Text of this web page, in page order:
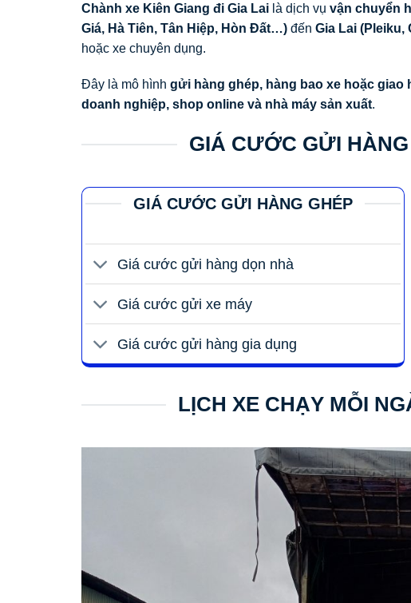
Chành xe Kiên Giang đi Gia Lai là dịch vụ vận chuyển
Giá, Hà Tiên, Tân Hiệp, Hòn Đất…) đến Gia Lai
hoặc xe chuyên dụng.
Đây là mô hình gửi hàng ghép, hàng bao xe hoặc giao
doanh nghiệp, shop online và nhà máy sản xuất.
GIÁ CƯỚC GỬI
GIÁ CƯỚC GỬI HÀNG GHÉP
Giá cước gửi hàng dọn nhà
Giá cước gửi xe máy
Giá cước gửi hàng gia dụng
LỊCH XE CHẠY MỖI